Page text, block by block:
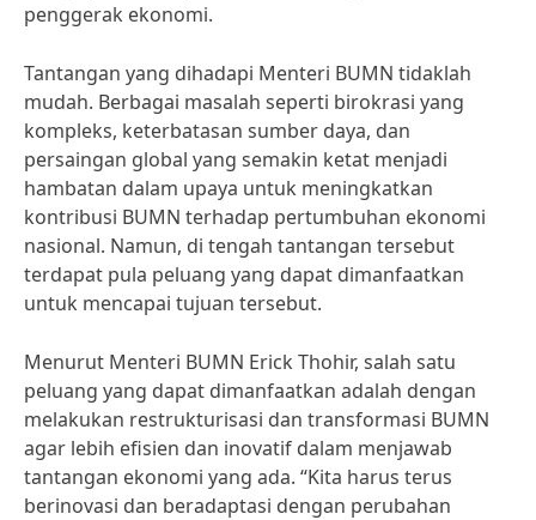
penggerak ekonomi.
Tantangan yang dihadapi Menteri BUMN tidaklah
mudah. Berbagai masalah seperti birokrasi yang
kompleks, keterbatasan sumber daya, dan
persaingan global yang semakin ketat menjadi
hambatan dalam upaya untuk meningkatkan
kontribusi BUMN terhadap pertumbuhan ekonomi
nasional. Namun, di tengah tantangan tersebut
terdapat pula peluang yang dapat dimanfaatkan
untuk mencapai tujuan tersebut.
Menurut Menteri BUMN Erick Thohir, salah satu
peluang yang dapat dimanfaatkan adalah dengan
melakukan restrukturisasi dan transformasi BUMN
agar lebih efisien dan inovatif dalam menjawab
tantangan ekonomi yang ada. “Kita harus terus
berinovasi dan beradaptasi dengan perubahan